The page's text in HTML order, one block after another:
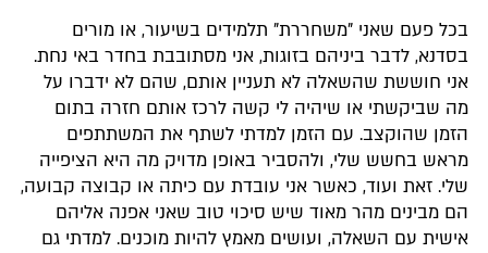
בכל פעם שאני "משחררת" תלמידים בשיעור, או מורים
בסדנא, לדבר ביניהם בזוגות, אני מסתובבת בחדר באי נחת.
אני חוששת שהשאלה לא תעניין אותם, שהם לא ידברו על
מה שביקשתי או שיהיה לי קשה לרכז אותם חזרה בתום
הזמן שהוקצב. עם הזמן למדתי לשתף את המשתתפים
מראש בחשש שלי, ולהסביר באופן מדויק מה היא הציפייה
שלי. זאת ועוד, כאשר אני עובדת עם כיתה או קבוצה קבועה,
הם מבינים מהר מאוד שיש סיכוי טוב שאני אפנה אליהם
אישית עם השאלה, ועושים מאמץ להיות מוכנים. למדתי גם